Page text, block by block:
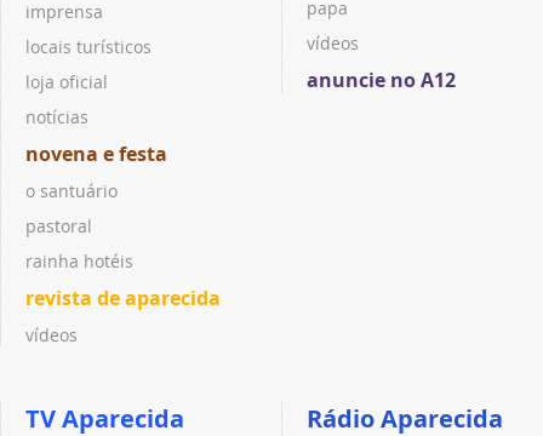
imprensa
locais turísticos
loja oficial
notícias
novena e festa
o santuário
pastoral
rainha hotéis
revista de aparecida
vídeos
papa
vídeos
anuncie no A12
TV Aparecida Rádio Aparecida